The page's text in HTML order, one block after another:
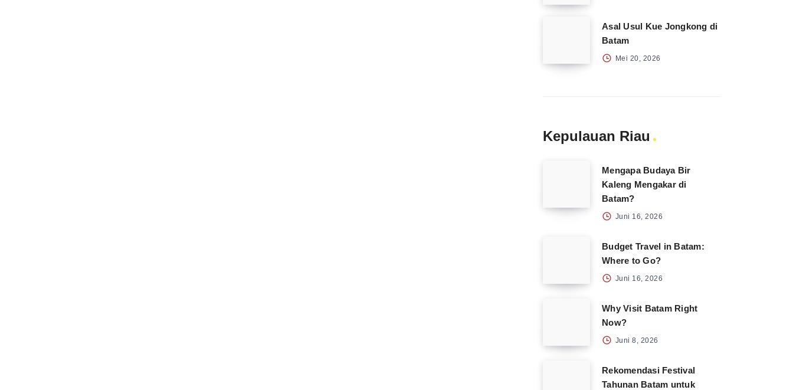
Asal Usul Kue Jongkong di
Batam
Mei 20, 2026
Kepulauan Riau
Mengapa Budaya Bir
Kaleng Mengakar di
Batam?
Juni 16, 2026
Budget Travel in Batam:
Where to Go?
Juni 16, 2026
Why Visit Batam Right
Now?
Juni 8, 2026
Rekomendasi Festival
Tahunan Batam untuk